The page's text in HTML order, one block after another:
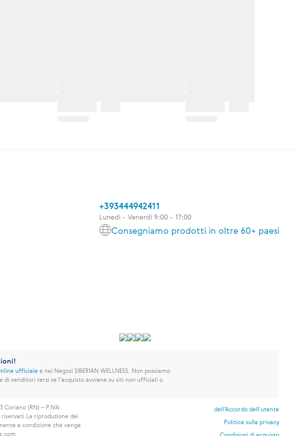
+393444942411
Lunedì - Venerdì 9:00 - 17:00
Consegniamo prodotti in oltre 60+ paesi
ufficialee nei Negozi SIBERIAN WELLNESS. Non possiamo
venditori terzi se l’acquisto avviene su siti non ufficiali o
Coriano (RN) – P.IVA:
La riproduzione dei
a condizione che venga
dell’Accordo dell'utente
Politica sulla privacy